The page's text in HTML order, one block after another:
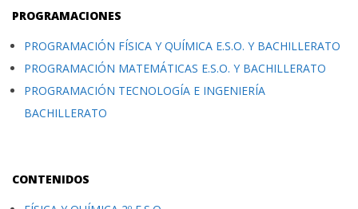
PROGRAMACIONES
PROGRAMACIÓN FÍSICA Y QUÍMICA E.S.O. Y BACHILLERATO
PROGRAMACIÓN MATEMÁTICAS E.S.O. Y BACHILLERATO
PROGRAMACIÓN TECNOLOGÍA E INGENIERÍA
BACHILLERATO
CONTENIDOS